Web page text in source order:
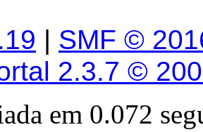
| SMF ©
2.3.7 ©
em 0.072